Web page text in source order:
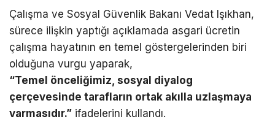
Çalışma ve Sosyal Güvenlik Bakanı Vedat Işıkhan,
sürece ilişkin yaptığı açıklamada asgari ücretin
çalışma hayatının en temel göstergelerinden biri
olduğuna vurgu yaparak,
“Temel önceliğimiz, sosyal diyalog
çerçevesinde tarafların ortak akılla uzlaşmaya
varmasıdır.” ifadelerini kullandı.